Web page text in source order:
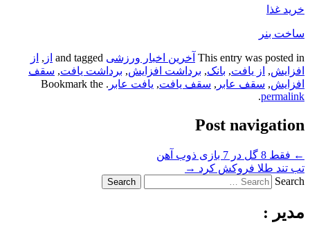
خرید غذا
ساخت بنر
This entry was posted in آخرین اخبار ورزشی از , از
افزایش, از یافت, بانک, برداشت افزایش, برداشت یافت, سقف
افزایش, سقف عابر , سقف یافت, یافت عابر . Bookmark the
permalink
.
Post navigation
← فقط 8 گل در 7 بازی ذوب آهن
تب تند طلا فروکش کرد →
Search
مدیر :